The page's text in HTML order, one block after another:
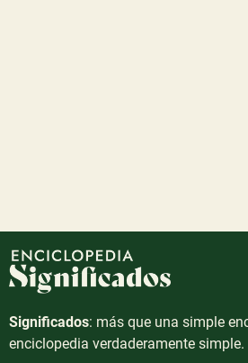
Significados: más que una simple
enciclopedia verdaderamente simple.